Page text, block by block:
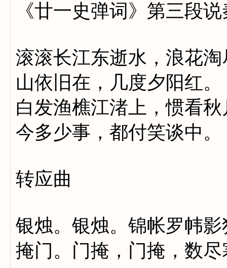
《廿一史弹词》第三段
滚滚长江东逝水，浪花
山依旧在，几度夕阳红。
白发渔樵江渚上，惯看
今多少事，都付笑谈中。
转应曲
银烛。银烛。锦帐罗帏
掩门。门掩，门掩，数